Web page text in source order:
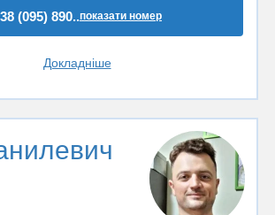
(095) 890..показати номер
Докладніше